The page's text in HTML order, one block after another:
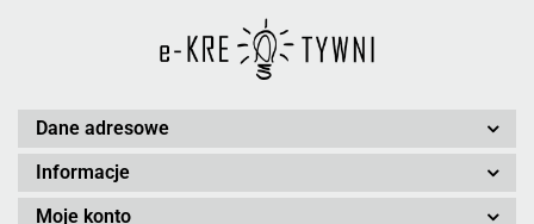
Dane adresowe
Informacje
Moje konto